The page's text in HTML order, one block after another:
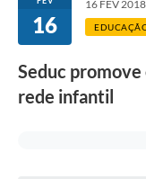
16
16 FEV 2018
Seduc
rede infantil